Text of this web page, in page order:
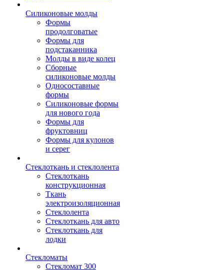
Силиконовые молды
Формы
продолговатые
Формы для
подстаканника
Молды в виде колец
Сборные
силиконовые молды
Односоставные
формы
Силиконовые формы
для нового года
Формы для
фруктовниц
Формы для кулонов
и серег
Стеклоткань и стеклолента
Стеклоткань
конструкционная
Ткань
электроизоляционная
Стеклолента
Стеклоткань для авто
Стеклоткань для
лодки
Стекломаты
Стекломат 300